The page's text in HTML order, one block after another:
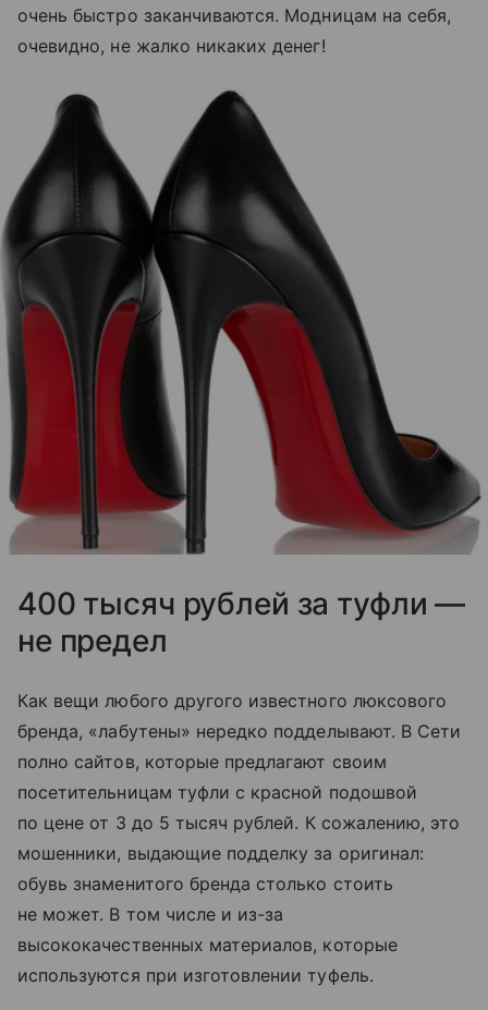
очень быстро заканчиваются. Модницам на себя,
очевидно, не жалко никаких денег!
400 тысяч рублей за туфли —
не предел
Как вещи любого другого известного люксового
бренда, «лабутены» нередко подделывают. В Сети
полно сайтов, которые предлагают своим
посетительницам туфли с красной подошвой
по цене от 3 до 5 тысяч рублей. К сожалению, это
мошенники, выдающие подделку за оригинал:
обувь знаменитого бренда столько стоить
не может. В том числе и из-за
высококачественных материалов, которые
используются при изготовлении туфель.